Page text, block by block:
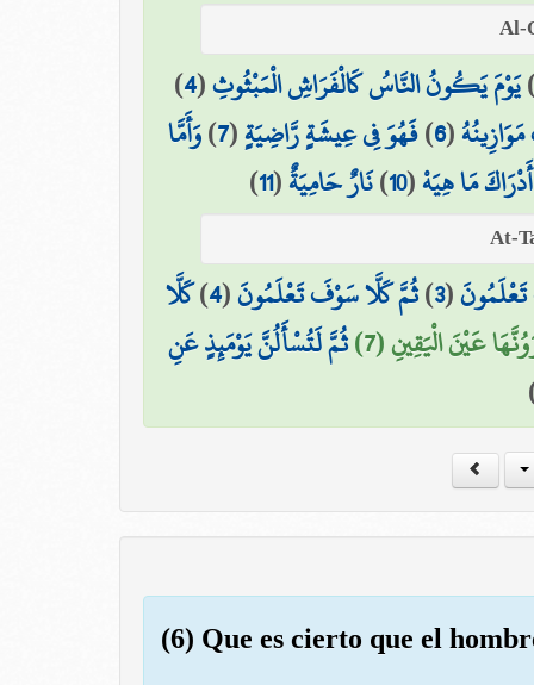
يَوْمَ يَكُونُ النَّاسُ كَالْفَرَاشِ الْمَبْثُوثِ(
4
)
(
6
)فَهُوَ فِي عِيشَةٍ رَّاضِيَةٍ(
7
)وَأَمَّا
مَا هِيَهْ(
10
)نَارٌ حَامِيَةٌ(
11
)
(
3
)ثُمَّ كَلَّا سَوْفَ تَعْلَمُونَ(
4
)كَلَّا
عَيْنَ الْيَقِينِ (7) ثُمَّ لَتُسْأَلُنَّ يَوْمَئِذٍ عَنِ
(6) Que es cierto que el